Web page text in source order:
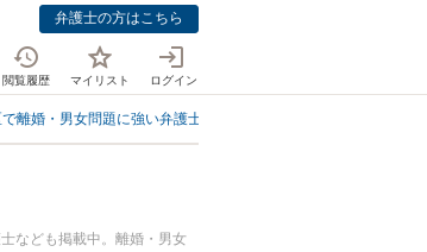
弁護士の方はこちら
閲覧履歴 マイリスト ログイン
離婚・男女問題に強い弁護士
なども掲載中。離婚・男女